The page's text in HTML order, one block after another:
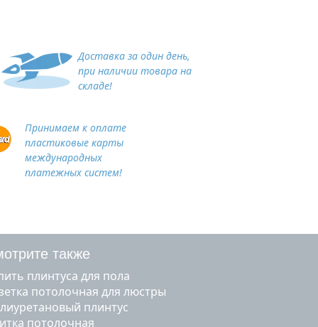
Доставка за один день,
при наличии товара на
складе!
Принимаем к оплате
пластиковые карты
международных
платежных систем!
также
плинтуса для пола
потолочная для люстры
плинтус
потолочная